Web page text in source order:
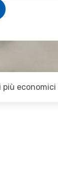
più economici